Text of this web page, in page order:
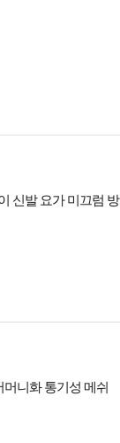
신발 요가 미끄럼 방
니화 통기성 메쉬